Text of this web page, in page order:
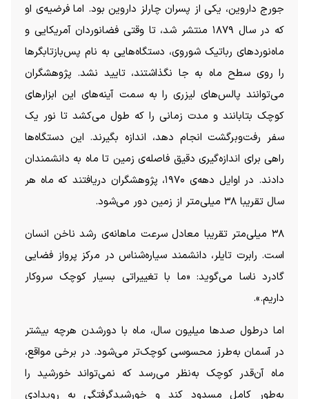
جورج داروین، یکی از پسران چارلز داروین بود. اما فرضیه‌ی او
که در سال ۱۸۷۹ منتشر شد، تا وقتی فضانوردان آمریکایی و
ماه‌نورد‌های رباتیک شوروی، دستگاه‌هایی به نام پس‌بازتابگر‌ها
را روی سطح ماه به جا نگذاشتند، تایید نشد. پژوهشگران
می‌توانند پالس‌های لیزری را به سمت آینه‌های این ابزار‌های
کوچک بتابانند و مدت زمانی را که طول می‌کشد تا نور یک
سفر رفت‌وبرگشت انجام دهد، اندازه بگیرند. این دستگاه‌ها
راهی برای اندازه‌گیری دقیق فاصله‌ی زمین تا ماه به دانشمندان
دادند. در اوایل دهه‌ی ۱۹۷۰، پژوهشگران دریافتند که ماه هر
سال تقریبا ۳۸ میلی‌متر از زمین دور می‌شود.
۳۸ میلی‌متر تقریبا معادل سرعت ماهانه‌ی رشد ناخن انسان
است. رابرت تایلر، دانشمند سیاره‌شناس در مرکز پرواز فضایی
گادرد ناسا می‌گوید: «ما با تغییراتی بسیار کوچک سروکار
داریم.».
اما درطول صد‌ها میلیون سال، ماه با دورشدن هرچه بیشتر
در آسمان به‌طرز محسوسی کوچک‌تر می‌شود. در برخی مواقع،
ماه آن‌قدر کوچک به‌نظر می‌رسد که نمی‌تواند خورشید را
به‌طور کامل مسدود کند و خورشیدگرفتگی به رویدادی